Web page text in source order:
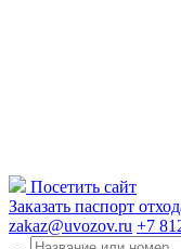
Посетить сайт
Заказать паспорт
zakaz@uvozov.ru +7